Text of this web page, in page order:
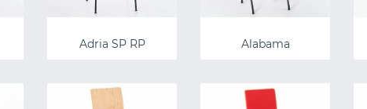
Adria SP RP Alabama